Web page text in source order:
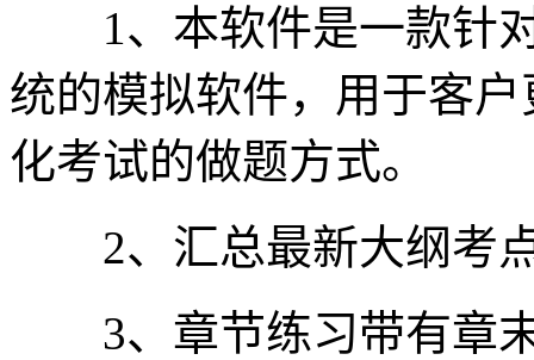
1、本软件是一款针对
统的模拟软件，用于客
化考试的做题方式。
2、汇总最新大纲考点
3、章节练习带有章末